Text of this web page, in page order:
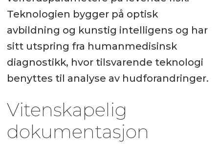
Teknologien bygger på optisk
avbildning og kunstig intelligens og har
sitt utspring fra humanmedisinsk
diagnostikk, hvor tilsvarende teknologi
benyttes til analyse av hudforandringer.
Vitenskapelig
dokumentasjon